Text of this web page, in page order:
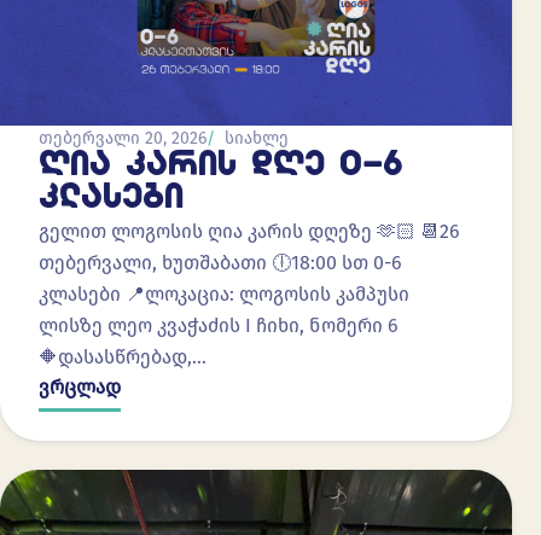
თებერვალი 20, 2026 სიახლე
ᲦᲘᲐ ᲙᲐᲠᲘᲡ ᲓᲦᲔ 0-6
ᲙᲚᲐᲡᲔᲑᲘ
გელით ლოგოსის ღია კარის დღეზე 🫶🏻 📆26
თებერვალი, ხუთშაბათი 🕕18:00 სთ 0-6
კლასები 📍ლოკაცია: ლოგოსის კამპუსი
ლისზე ლეო კვაჭაძის I ჩიხი, ნომერი 6
🔶დასასწრებად,…
ვრცლად